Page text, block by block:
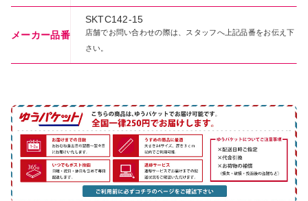
ュリナー
メーカー品番
SKTC142-15
店舗でお問い合わせの際は、スタッフへ上記品番をお伝え下
さい。